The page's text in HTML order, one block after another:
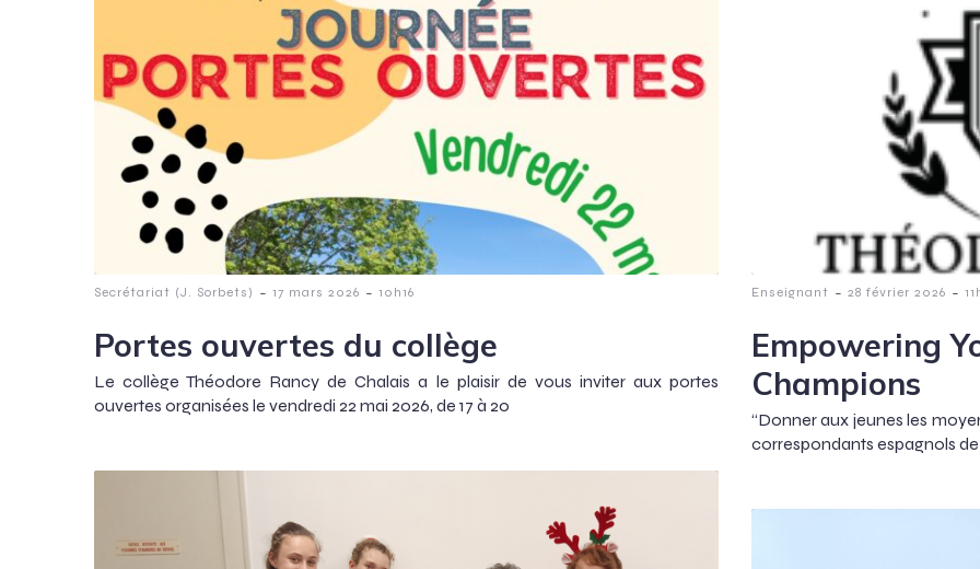
Secrétariat (J. Sorbets) - 17 mars 2026 - 10h16
Portes ouvertes du collège
Le collège Théodore Rancy de Chalais a le plaisir de vous inviter aux portes
ouvertes organisées le vendredi 22 mai 2026, de 17 à 20
Enseignant - 28 février 2026 -
Empowering
Champions
“Donner aux jeunes les
correspondants espagnols